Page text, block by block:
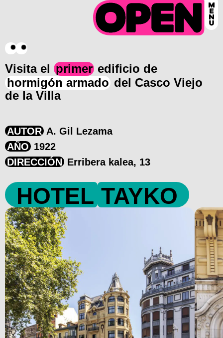
Visita el primer edificio de
hormigón armado del Casco Viejo
de la Villa
AUTOR A. Gil Lezama
AÑO 1922
DIRECCIÓN Erribera kalea, 13
HOTEL TAYKO